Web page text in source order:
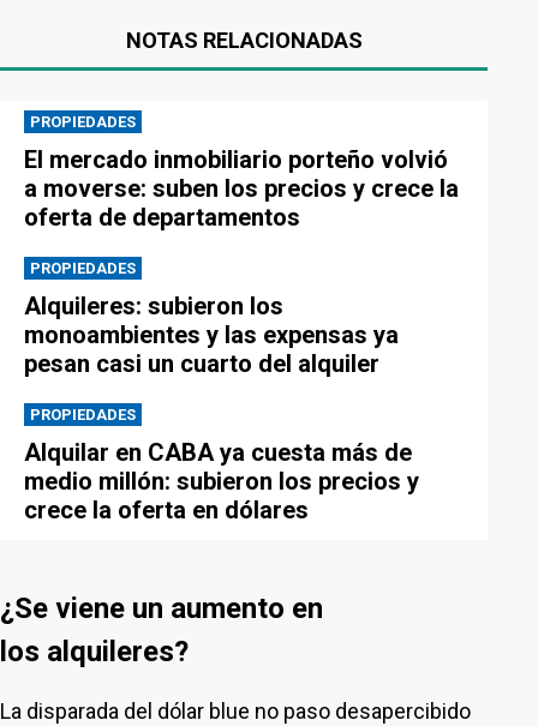
NOTAS RELACIONADAS
PROPIEDADES
El mercado inmobiliario porteño volvió
a moverse: suben los precios y crece la
oferta de departamentos
PROPIEDADES
Alquileres: subieron los
monoambientes y las expensas ya
pesan casi un cuarto del alquiler
PROPIEDADES
Alquilar en CABA ya cuesta más de
medio millón: subieron los precios y
crece la oferta en dólares
¿Se viene un aumento en
los alquileres?
La disparada del dólar blue no paso desapercibido